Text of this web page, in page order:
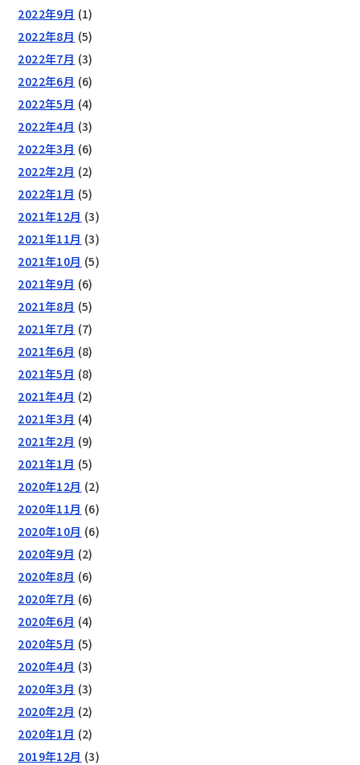
2022年9月 (1)
2022年8月 (5)
2022年7月 (3)
2022年6月 (6)
2022年5月 (4)
2022年4月 (3)
2022年3月 (6)
2022年2月 (2)
2022年1月 (5)
2021年12月 (3)
2021年11月 (3)
2021年10月 (5)
2021年9月 (6)
2021年8月 (5)
2021年7月 (7)
2021年6月 (8)
2021年5月 (8)
2021年4月 (2)
2021年3月 (4)
2021年2月 (9)
2021年1月 (5)
2020年12月 (2)
2020年11月 (6)
2020年10月 (6)
2020年9月 (2)
2020年8月 (6)
2020年7月 (6)
2020年6月 (4)
2020年5月 (5)
2020年4月 (3)
2020年3月 (3)
2020年2月 (2)
2020年1月 (2)
2019年12月 (3)